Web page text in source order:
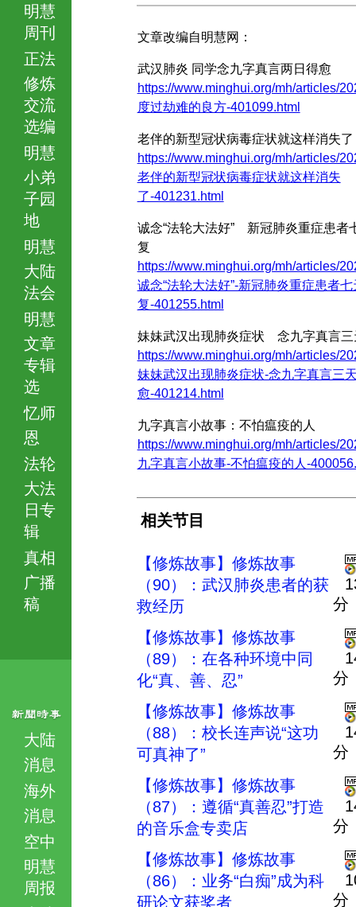
明慧
周刊
正法
修炼
交流
选编
明慧
小弟
子园
地
明慧
大陆
法会
明慧
文章
专辑
选
忆师
恩
法轮
大法
日专
辑
真相
广播
稿
大陆
消息
海外
消息
空中
明慧
周报
文章改编自明慧网：
武汉肺炎 同学念九字真言两日得愈
https://www.minghui.org/mh/articles/
度过劫难的良方-401099.html
老伴的新型冠状病毒症状就这样消失了
https://www.minghui.org/mh/articles/
老伴的新型冠状病毒症状就这样消失
了-401231.html
诚念“法轮大法好” 新冠肺炎重症患者
复
https://www.minghui.org/mh/articles/
诚念“法轮大法好”-新冠肺炎重症患者七
复-401255.html
妹妹武汉出现肺炎症状 念九字真言三
https://www.minghui.org/mh/articles/
妹妹武汉出现肺炎症状-念九字真言三
愈-401214.html
九字真言小故事：不怕瘟疫的人
https://www.minghui.org/mh/articles/
九字真言小故事-不怕瘟疫的人-
相关节目
【修炼故事】修炼故事
（90）：武汉肺炎患者的获
救经历
分
【修炼故事】修炼故事
（89）：在各种环境中同
化“真、善、忍”
分
【修炼故事】修炼故事
（88）：校长连声说“这功
可真神了”
分
【修炼故事】修炼故事
（87）：遵循“真善忍”打造
的音乐盒专卖店
分
【修炼故事】修炼故事
（86）：业务“白痴”成为科
研论文获奖者
分